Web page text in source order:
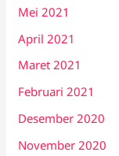
Mei 2021
April 2021
Maret 2021
Februari 2021
Desember 2020
November 2020